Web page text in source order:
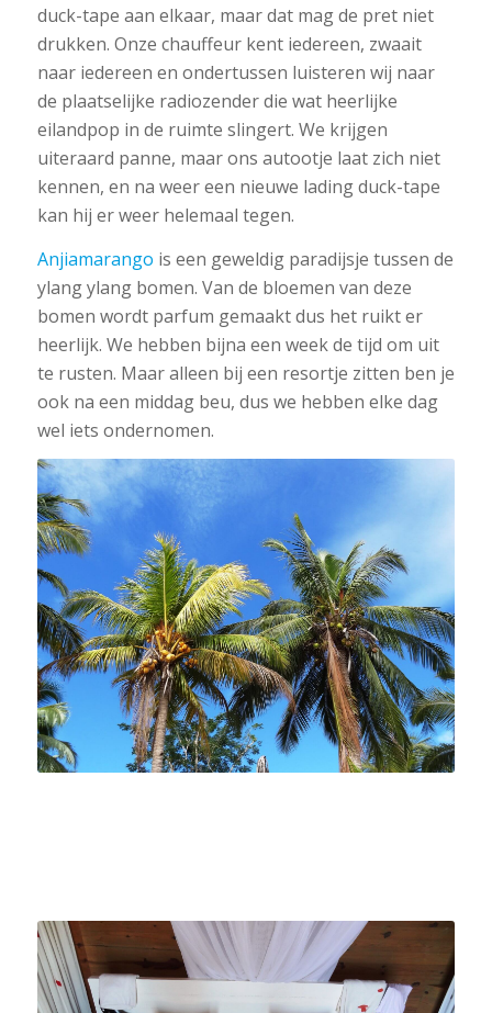
duck-tape aan elkaar, maar dat mag de pret niet
drukken. Onze chauffeur kent iedereen, zwaait
naar iedereen en ondertussen luisteren wij naar
de plaatselijke radiozender die wat heerlijke
eilandpop in de ruimte slingert. We krijgen
uiteraard panne, maar ons autootje laat zich niet
kennen, en na weer een nieuwe lading duck-tape
kan hij er weer helemaal tegen.
Anjiamarango is een geweldig paradijsje tussen de
ylang ylang bomen. Van de bloemen van deze
bomen wordt parfum gemaakt dus het ruikt er
heerlijk. We hebben bijna een week de tijd om uit
te rusten. Maar alleen bij een resortje zitten ben je
ook na een middag beu, dus we hebben elke dag
wel iets ondernomen.